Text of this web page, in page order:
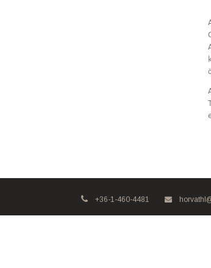
+36-1-460-4481